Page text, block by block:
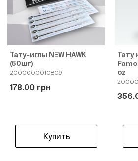
Тату-иглы NEW HAWK
(50шт)
2000000010809
178.00 грн
Купить
Тату
oz